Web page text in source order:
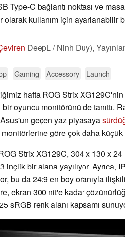
Type-C bağlantı noktası ve
olarak kullanım için ayarlanabilir
DeepL / Ninh Duy),
Gaming Accessory Launch
hafta ROG Strix XG129C'nin
oyuncu monitörünü de tanıttı.
geçen yaz piyasaya
monitörlerine göre çok daha
Strix XG129C, 304 x 130 x
inçlik bir alana yayılıyor.
bu da 24:9 en boy oranıyla
ekran 300 nit'e kadar
sRGB renk alanı kapsamı